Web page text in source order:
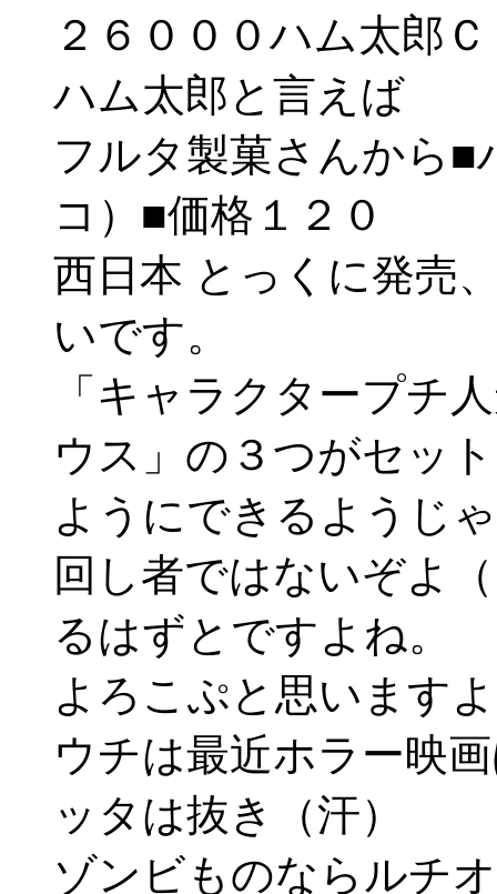
２６０００ハム太郎
ハム太郎と言えば
フルタ製菓さんから
コ）■価格１２０
西日本 とっくに発売
いです。
「キャラクタープチ
ウス」の３つがセッ
ようにできるようじ
回し者ではないぞよ
るはずとですよね。
よろこぷと思います
ウチは最近ホラー映
ッタは抜き（汗）
ゾンビものならルチ